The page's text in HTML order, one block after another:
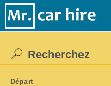
Recherchez
Départ